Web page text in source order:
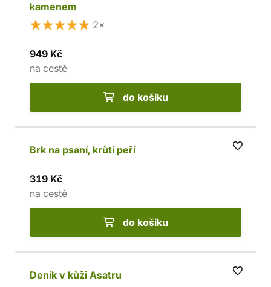
kamenem
2×
949 Kč
na cestě
do košíku
Brk na psaní, krůtí peří
319 Kč
na cestě
do košíku
Deník v kůži Asatru